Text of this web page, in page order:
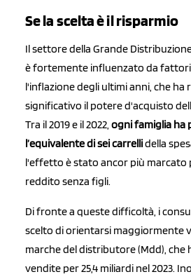
Se la scelta è il risparmio
Il settore della Grande
è fortemente influenzato da fattori
l'inflazione degli ultimi anni, che
significativo il potere d'acquisto
Tra il 2019 e il 2022, ogni famiglia ha
l’equivalente di sei carrellidella
l'effetto è stato ancor più marcato
reddito senza figli.
Di fronte a queste difficoltà, i
scelto di orientarsi maggiormente
marche del distributore (Mdd),
vendite per 25,4 miliardi nel 2023.